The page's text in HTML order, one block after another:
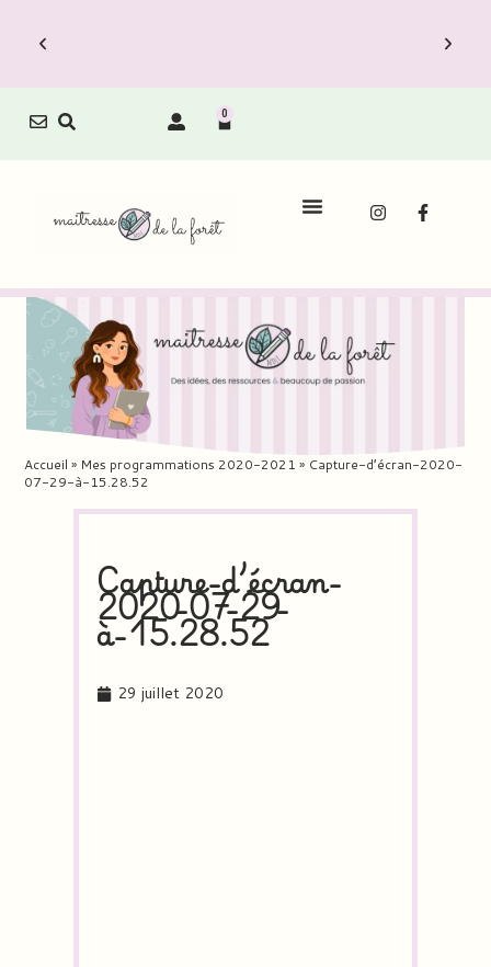
0
Accueil » Mes programmations 2020-2021 » Capture-d’écran-2020-
07-29-à-15.28.52
Capture-d’écran-
2020-07-29-
à-15.28.52
29 juillet 2020